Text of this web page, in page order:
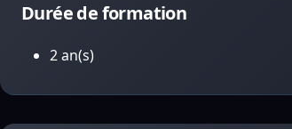
Durée de formation
2 an(s)